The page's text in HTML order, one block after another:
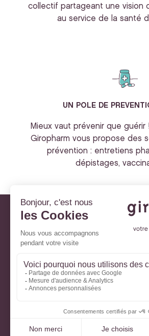
collectif partageant une vision
au service de la santé
UN POLE DE
Mieux vaut prévenir que guérir
Giropharm vous propose des
prévention : entretiens
dépistages,
À
Mon